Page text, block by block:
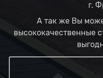
г.
А так же Вы
высококачественные